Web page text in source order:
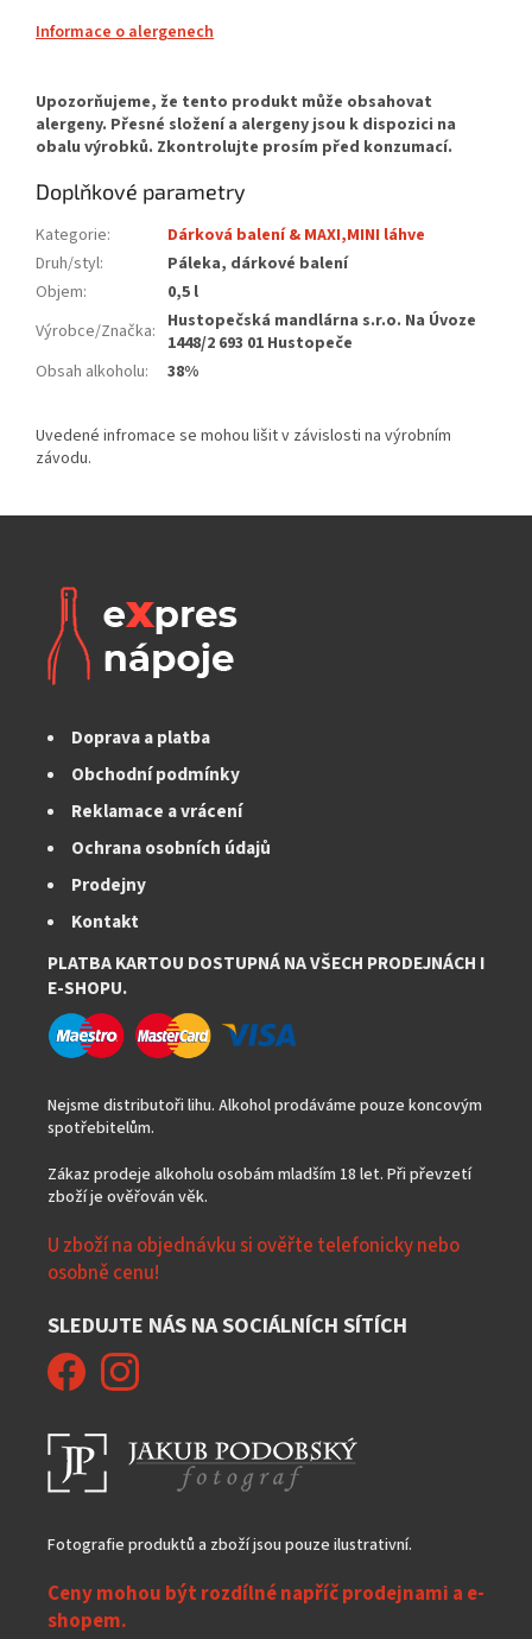
Informace o alergenech
Doplňkové parametry
Kategorie:
Dárková balení & MAXI,MINI láhve
Druh/styl:
Páleka, dárkové balení
Objem:
0,5 l
Výrobce/Značka: Hustopečská mandlárna s.r.o. Na Úvoze
1448/2 693 01 Hustopeče
Obsah alkoholu: 38%
Doprava a platba
Obchodní podmínky
Reklamace a vrácení
Ochrana osobních údajů
Prodejny
Kontakt
PLATBA KARTOU DOSTUPNÁ NA VŠECH PRODEJNÁCH I
E-SHOPU.
Nejsme distributoři lihu. Alkohol prodáváme pouze koncovým
spotřebitelům.
Zákaz prodeje alkoholu osobám mladším 18 let. Při převzetí
zboží je ověřován věk.
U zboží na objednávku si ověřte telefonicky nebo
osobně cenu!
SLEDUJTE NÁS NA SOCIÁLNÍCH SÍTÍCH
Fotografie produktů a zboží jsou pouze ilustrativní.
Ceny mohou být rozdílné napříč prodejnami a e-
shopem.